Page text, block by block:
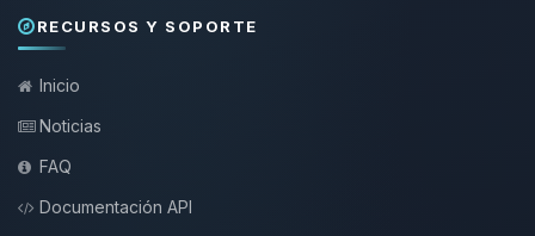
RECURSOS Y SOPORTE
Inicio
Noticias
FAQ
Documentación API